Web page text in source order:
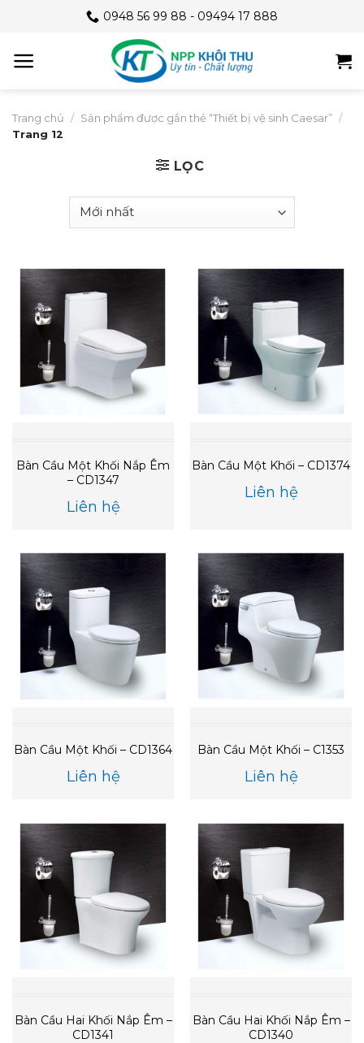
content
0948 56 99 88 - 09494 17 888
Trang chủ / Sản phẩm được gắn thẻ “Thiết bị vệ sinh Caesar” /
Trang 12
LỌC
Bàn Cầu Một Khối Nắp Êm
– CD1347
Liên hệ
Bàn Cầu Một Khối – CD1374
Liên hệ
Bàn Cầu Một Khối – CD1364
Liên hệ
Bàn Cầu Một Khối – C1353
Liên hệ
Bàn Cầu Hai Khối Nắp Êm –
CD1341
Bàn Cầu Hai Khối Nắp Êm –
CD1340